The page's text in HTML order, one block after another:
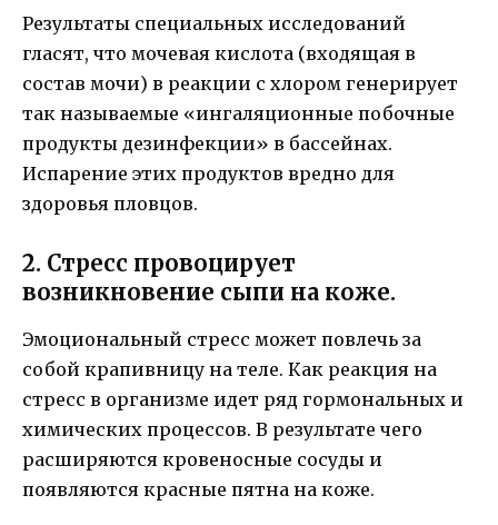
Результаты специальных исследований
гласят, что мочевая кислота (входящая в
состав мочи) в реакции с хлором генерирует
так называемые «ингаляционные побочные
продукты дезинфекции» в бассейнах.
Испарение этих продуктов вредно для
здоровья пловцов.
2. Стресс провоцирует
возникновение сыпи на коже.
Эмоциональный стресс может повлечь за
собой крапивницу на теле. Как реакция на
стресс в организме идет ряд гормональных и
химических процессов. В результате чего
расширяются кровеносные сосуды и
появляются красные пятна на коже.